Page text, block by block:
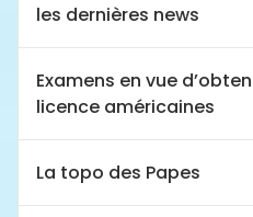
les dernières news
Examens en vue
licence américaines
La topo des Papes